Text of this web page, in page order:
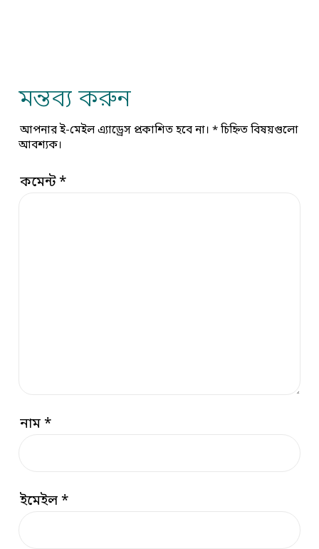
মন্তব্য করুন
আপনার ই-মেইল এ্যাড্রেস প্রকাশিত হবে না। *চিহ্নিত বিষয়গুলো
আবশ্যক।
কমেন্ট*
নাম*
ইমেইল*